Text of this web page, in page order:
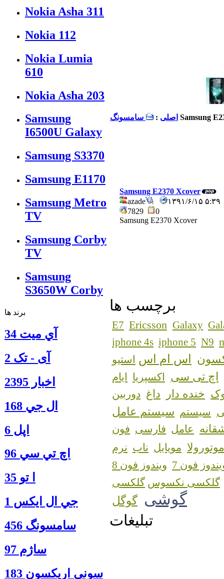
Nokia Asha 311
Nokia 112
Nokia Lumia
610
Nokia Asha 203
Samsung
I6500U Galaxy
Samsung S3370
Samsung E1170
Samsung Metro
TV
Samsung Corby
TV
Samsung
S3650W Corby
برند ها
آي ميت 34
آی - تک 2
اخبار 2395
ال جي 168
اپل 6
اچ تي سي 96
ا‍ تو 35
جي ال ايكس 1
سامسونگ 456
ساژم 97
سوني اريكسون 183
اصلی : سامسونگ Samsung
Samsung E2370 Xcover
azade
۶/۱۵ ۵:۳۹
7829
0
Samsung E2370 Xcover
برچسب ها
E7 Ericsson Galaxy
iphone 4s iphone 5 N9
اس ام اس استیو
اچ تی سی اکسپریا ایام
خنده دار داغ دوربین
سیستم سیستم عامل
عامل فارسی فون
موتورولا مویایل ناب نرم
فون 7
ویندوز فون 8
گلکسی نکسوس
گوشی گوگل
تبلیغات